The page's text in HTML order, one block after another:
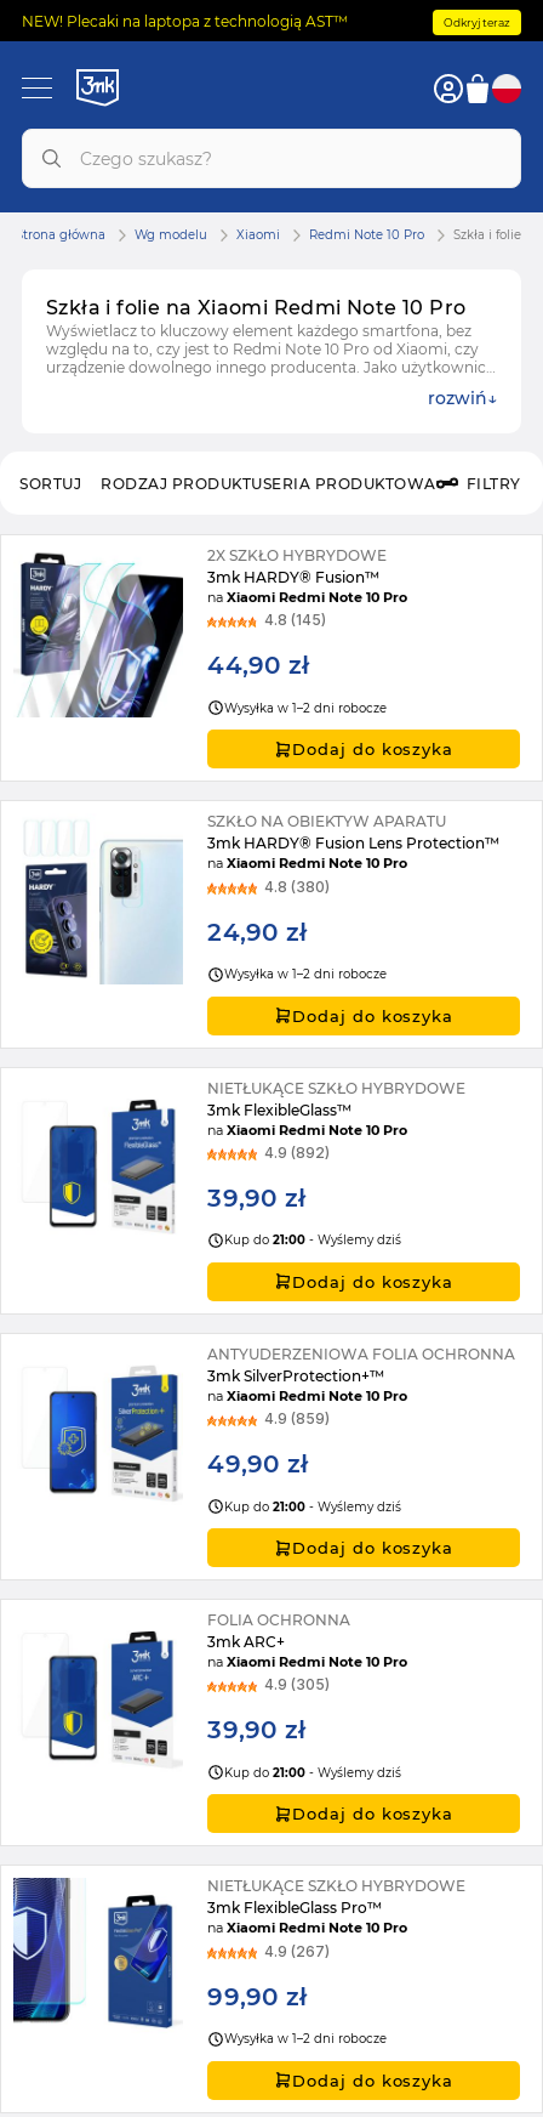
NEW! Plecaki na laptopa z technologią AST™ Odkryj teraz
Szkła i folie na Xiaomi Redmi Note 10 Pro
Wyświetlacz to kluczowy element każdego smartfona, bez
względu na to, czy jest to Redmi Note 10 Pro od Xiaomi, czy
urządzenie dowolnego innego producenta. Jako użytkownicy
i ryzykiem pęknięcia, na przykład na skutek upadku z dużej
rozwiń
Strona główna Wg modelu Xiaomi Redmi Note 10 Pro Szkła i folie
RODZAJ PRODUKTUSERIA PRODUKTOWA FILTRY
SORTUJ
2X SZKŁO HYBRYDOWE
3mk HARDY® Fusion™
naXiaomi Redmi Note 10 Pro
4.8 (145)
44,90 zł
Wysyłka w 1–2 dni robocze
Dodaj do koszyka
SZKŁO NA OBIEKTYW APARATU
3mk HARDY® Fusion Lens Protection™
naXiaomi Redmi Note 10 Pro
4.8 (380)
24,90 zł
Wysyłka w 1–2 dni robocze
Dodaj do koszyka
NIETŁUKĄCE SZKŁO HYBRYDOWE
3mk FlexibleGlass™
naXiaomi Redmi Note 10 Pro
4.9 (892)
39,90 zł
Kup do21:00 - Wyślemy dziś
Dodaj do koszyka
ANTYUDERZENIOWA FOLIA OCHRONNA
3mk SilverProtection+™
naXiaomi Redmi Note 10 Pro
4.9 (859)
49,90 zł
Kup do21:00 - Wyślemy dziś
Dodaj do koszyka
FOLIA OCHRONNA
3mk ARC+
naXiaomi Redmi Note 10 Pro
4.9 (305)
39,90 zł
Kup do21:00 - Wyślemy dziś
Dodaj do koszyka
NIETŁUKĄCE SZKŁO HYBRYDOWE
3mk FlexibleGlass Pro™
naXiaomi Redmi Note 10 Pro
4.9 (267)
99,90 zł
Wysyłka w 1–2 dni robocze
Dodaj do koszyka